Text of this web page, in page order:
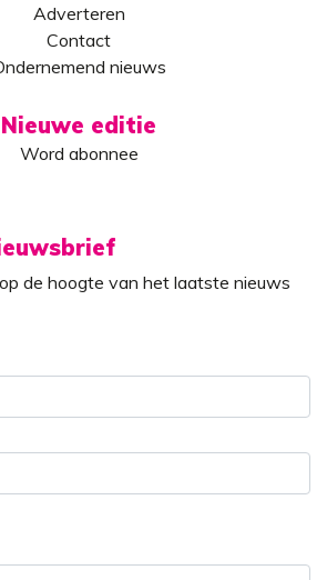
Adverteren
Contact
nieuws
Nieuwe editie
Word abonnee
de hoogte van het laatste nieuws